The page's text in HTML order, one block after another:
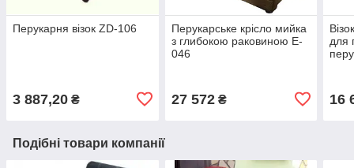
Перукарня візок ZD-106
3 887,20 ₴
Перукарське крісло мийка
з глибокою раковиною E-
046
27 572₴
для
16
Подібні товари компанії